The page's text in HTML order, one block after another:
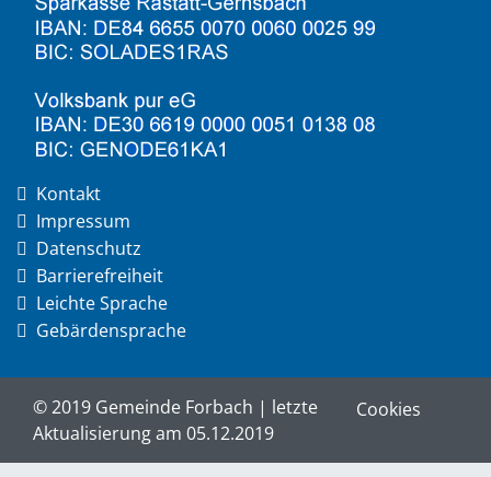
Kontakt
Impressum
Datenschutz
Barrierefreiheit
Leichte Sprache
Gebärdensprache
© 2019 Gemeinde Forbach | letzte
Aktualisierung am 05.12.2019
Cookies